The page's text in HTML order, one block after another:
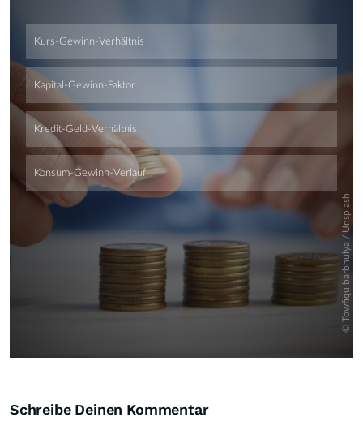
Skip
Schreibe Deinen Kommentar